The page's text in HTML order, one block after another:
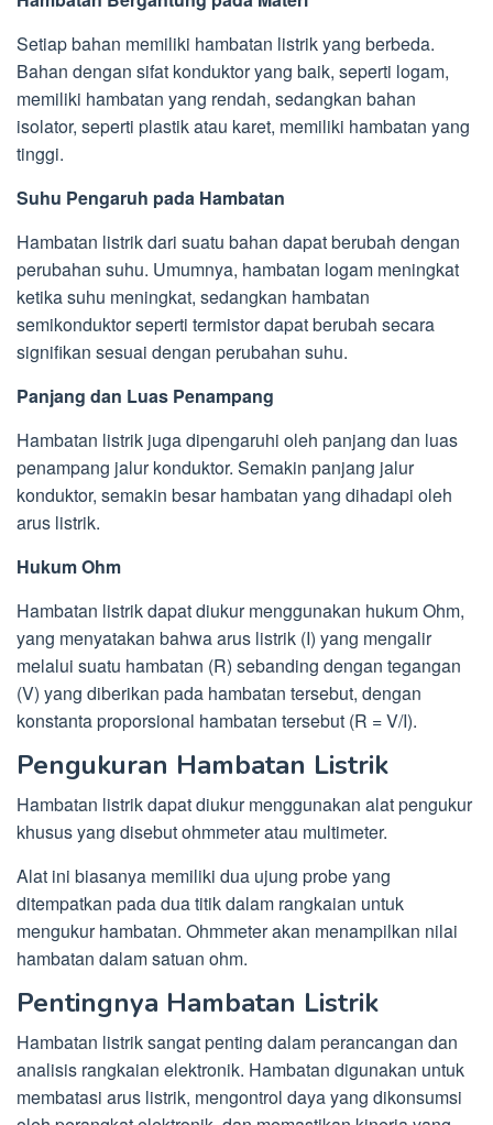
Setiap bahan memiliki hambatan listrik yang berbeda.
Bahan dengan sifat konduktor yang baik, seperti logam,
memiliki hambatan yang rendah, sedangkan bahan
isolator, seperti plastik atau karet, memiliki hambatan yang
tinggi.
Suhu Pengaruh pada Hambatan
Hambatan listrik dari suatu bahan dapat berubah dengan
perubahan suhu. Umumnya, hambatan logam meningkat
ketika suhu meningkat, sedangkan hambatan
semikonduktor seperti termistor dapat berubah secara
signifikan sesuai dengan perubahan suhu.
Panjang dan Luas Penampang
Hambatan listrik juga dipengaruhi oleh panjang dan luas
penampang jalur konduktor. Semakin panjang jalur
konduktor, semakin besar hambatan yang dihadapi oleh
arus listrik.
Hukum Ohm
Hambatan listrik dapat diukur menggunakan hukum Ohm,
yang menyatakan bahwa arus listrik (I) yang mengalir
melalui suatu hambatan (R) sebanding dengan tegangan
(V) yang diberikan pada hambatan tersebut, dengan
konstanta proporsional hambatan tersebut (R = V/I).
Pengukuran Hambatan Listrik
Hambatan listrik dapat diukur menggunakan alat pengukur
khusus yang disebut ohmmeter atau multimeter.
Alat ini biasanya memiliki dua ujung probe yang
ditempatkan pada dua titik dalam rangkaian untuk
mengukur hambatan. Ohmmeter akan menampilkan nilai
hambatan dalam satuan ohm.
Pentingnya Hambatan Listrik
Hambatan listrik sangat penting dalam perancangan dan
analisis rangkaian elektronik. Hambatan digunakan untuk
membatasi arus listrik, mengontrol daya yang dikonsumsi